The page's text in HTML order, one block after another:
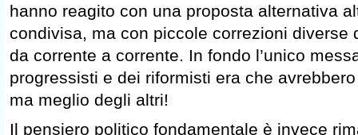
hanno reagito con una proposta alternativa
condivisa, ma con piccole correzioni diverse
da corrente a corrente. In fondo l’unico
progressisti e dei riformisti era che
ma meglio degli altri!
Il pensiero politico fondamentale è invece